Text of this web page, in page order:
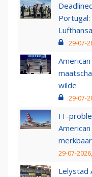
29-07-
wilde
29-07-
IT-
29-07-
Lelystad